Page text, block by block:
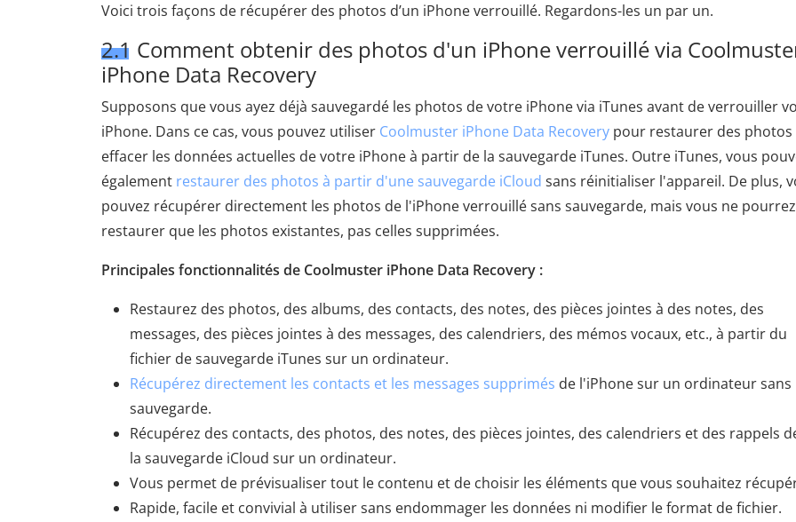
Voici trois façons de récupérer des photos d’un iPhone verrouillé. Regardons-les un par un.
2.1 Comment obtenir des photos d'un iPhone verrouillé via
iPhone Data Recovery
Supposons que vous ayez déjà sauvegardé les photos de votre iPhone via iTunes avant de verrouiller
iPhone. Dans ce cas, vous pouvez utiliser Coolmuster iPhone Data Recovery pour restaurer des photos
effacer les données actuelles de votre iPhone à partir de la sauvegarde iTunes. Outre iTunes, vous
également restaurer des photos à partir d'une sauvegarde iCloud sans réinitialiser l'appareil. De plus,
pouvez récupérer directement les photos de l'iPhone verrouillé sans sauvegarde, mais vous ne pourrez
restaurer que les photos existantes, pas celles supprimées.
Principales fonctionnalités de Coolmuster iPhone Data Recovery :
Restaurez des photos, des albums, des contacts, des notes, des pièces jointes à des notes, des
messages, des pièces jointes à des messages, des calendriers, des mémos vocaux, etc., à partir du
fichier de sauvegarde iTunes sur un ordinateur.
Récupérez directement les contacts et les messages supprimés de l'iPhone sur un ordinateur sans
sauvegarde.
Récupérez des contacts, des photos, des notes, des pièces jointes, des calendriers et des rappels
la sauvegarde iCloud sur un ordinateur.
Vous permet de prévisualiser tout le contenu et de choisir les éléments que vous souhaitez
Rapide, facile et convivial à utiliser sans endommager les données ni modifier le format de fichier.